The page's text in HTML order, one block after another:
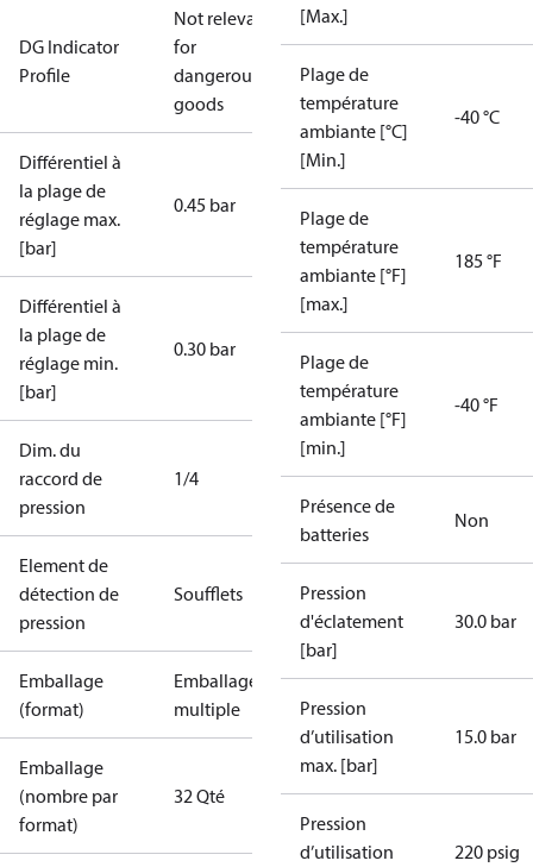
DG Indicator
Profile
Not relevant
for
dangerous
goods
Différentiel à
la plage de
réglage max.
[bar]
0.45 bar
Différentiel à
la plage de
réglage min.
[bar]
0.30 bar
Dim. du
raccord de
pression
1/4
Element de
détection de
pression
Soufflets
Emballage
(format)
Emballage
multiple
Emballage
(nombre par
format)
32 Qté
[Max.]
Plage de
température
ambiante [°C]
[Min.]
-40 °C
Plage de
température
ambiante [°F]
[max.]
185 °F
Plage de
température
ambiante [°F]
[min.]
-40 °F
Présence de
batteries
Non
Pression
d'éclatement
[bar]
30.0 bar
Pression
d’utilisation
max. [bar]
15.0 bar
Pression
d’utilisation
220 psig